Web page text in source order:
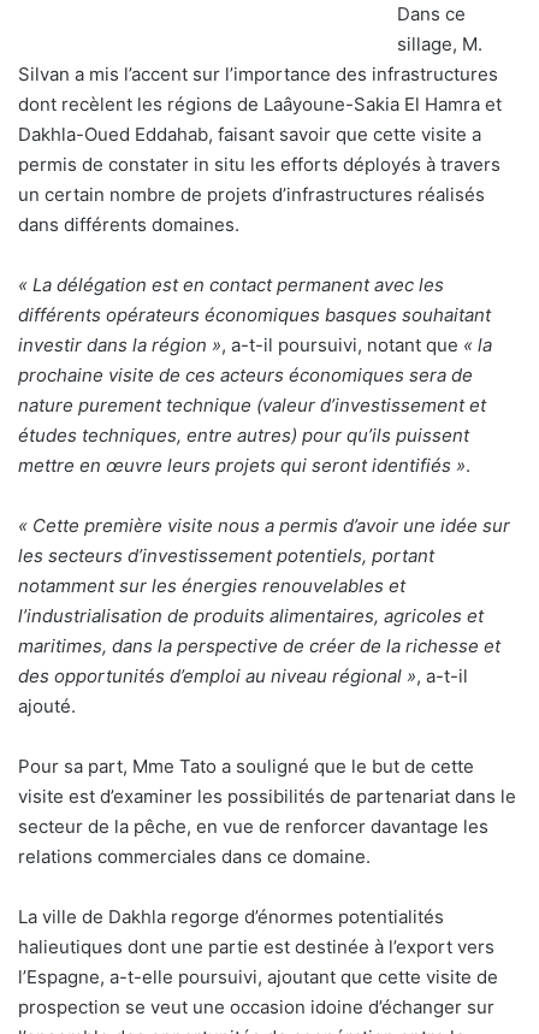
Dans ce
sillage, M.
Silvan a mis l’accent sur l’importance des infrastructures
dont recèlent les régions de Laâyoune-Sakia El Hamra et
Dakhla-Oued Eddahab, faisant savoir que cette visite a
permis de constater in situ les efforts déployés à travers
un certain nombre de projets d’infrastructures réalisés
dans différents domaines.
« La délégation est en contact permanent avec les
différents opérateurs économiques basques souhaitant
investir dans la région », a-t-il poursuivi, notant que « la
prochaine visite de ces acteurs économiques sera de
nature purement technique (valeur d’investissement et
études techniques, entre autres) pour qu’ils puissent
mettre en œuvre leurs projets qui seront identifiés ».
« Cette première visite nous a permis d’avoir une idée sur
les secteurs d’investissement potentiels, portant
notamment sur les énergies renouvelables et
l’industrialisation de produits alimentaires, agricoles et
maritimes, dans la perspective de créer de la richesse et
des opportunités d’emploi au niveau régional », a-t-il
ajouté.
Pour sa part, Mme Tato a souligné que le but de cette
visite est d’examiner les possibilités de partenariat dans le
secteur de la pêche, en vue de renforcer davantage les
relations commerciales dans ce domaine.
La ville de Dakhla regorge d’énormes potentialités
halieutiques dont une partie est destinée à l’export vers
l’Espagne, a-t-elle poursuivi, ajoutant que cette visite de
prospection se veut une occasion idoine d’échanger sur